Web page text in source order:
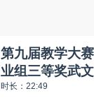
第九届教学大
业组三等奖武
时长：22:49